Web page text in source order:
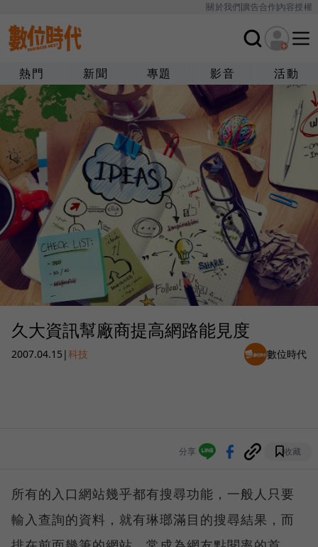
關於我們廣告合作內容授權
熱門 新聞 專題 影音 活動
久大資訊幫廠商提高網路能見度
2007.04.15 |科技 數位時代
分享 收藏
所有的入口網站幾乎都有搜尋功能，一般人只要
輸入查詢的資料，就有琳瑯滿目的搜尋結果，而